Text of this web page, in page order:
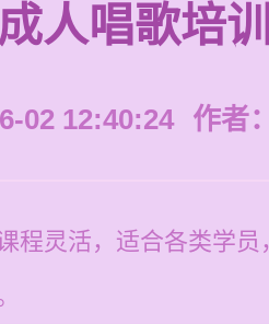
人唱歌培
02 12:40:24 作者：
程灵活，适合各类学员